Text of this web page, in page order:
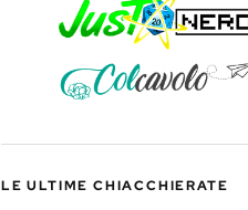
LE ULTIME CHIACCHIERATE